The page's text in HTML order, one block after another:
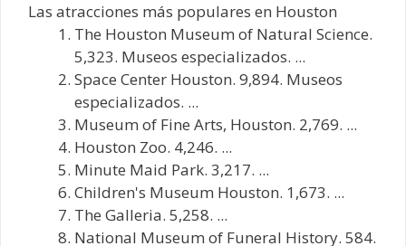
Las atracciones más populares en Houston
The Houston Museum of Natural Science.
5,323. Museos especializados. ...
Space Center Houston. 9,894. Museos
especializados. ...
Museum of Fine Arts, Houston. 2,769. ...
Houston Zoo. 4,246. ...
Minute Maid Park. 3,217. ...
Children's Museum Houston. 1,673. ...
The Galleria. 5,258. ...
National Museum of Funeral History. 584.